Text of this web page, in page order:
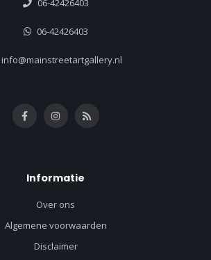
06-42426403
06-42426403
info@mainstreetartgallery.nl
Informatie
Over ons
Algemene voorwaarden
Disclaimer